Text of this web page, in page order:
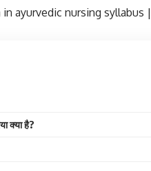
in ayurvedic nursing syllabus |
क्या है?